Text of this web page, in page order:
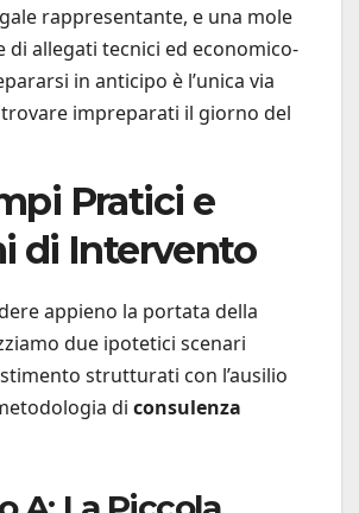
rappresentante, e una mole
di allegati tecnici ed economico-
in anticipo è l’unica via
impreparati il giorno del
Pratici e
di Intervento
appieno la portata della
due ipotetici scenari
strutturati con l’ausilio
di consulenza